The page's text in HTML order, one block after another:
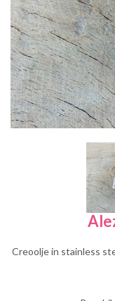
Creoolje in stainless